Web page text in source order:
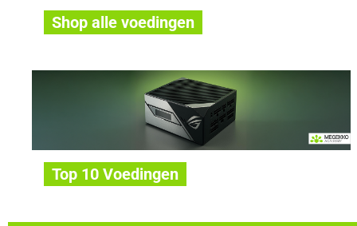
Shop alle voedingen
Top 10 Voedingen